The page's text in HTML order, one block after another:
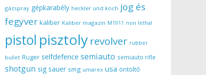
gázspray gépkarabély heckler und koch jog és
fegyver kaliber Kaliber magazin M1911 non lethal
pistol pisztoly revolver rubber
bullet Ruger selfdefence semiauto semiauto rifle
shotgun sig sauer smg umarex usa öntöltő